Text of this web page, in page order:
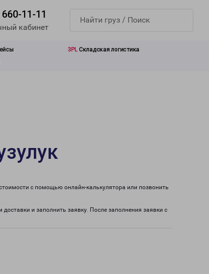
11-11
кабинет
3PL Складская логистика
с помощью онлайн-калькулятора или позвонить
и заполнить заявку. После заполнения заявки с